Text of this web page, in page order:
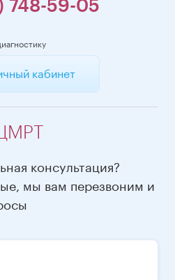
748-59-05
кабинет
консультация?
мы вам перезвоним и